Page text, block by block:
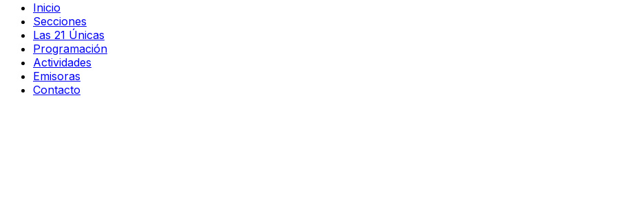
Inicio
Secciones
Las 21 Únicas
Programación
Actividades
Emisoras
Contacto